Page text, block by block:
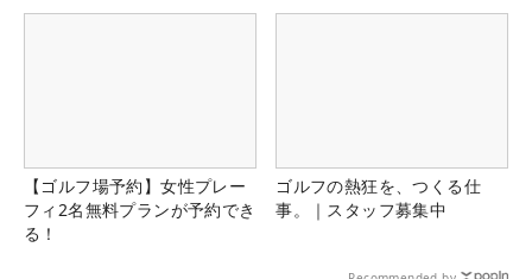
【ゴルフ場予約】女性プレー
フィ2名無料プランが予約でき
る！
ゴルフの熱狂を、つくる仕
事。｜スタッフ募集中